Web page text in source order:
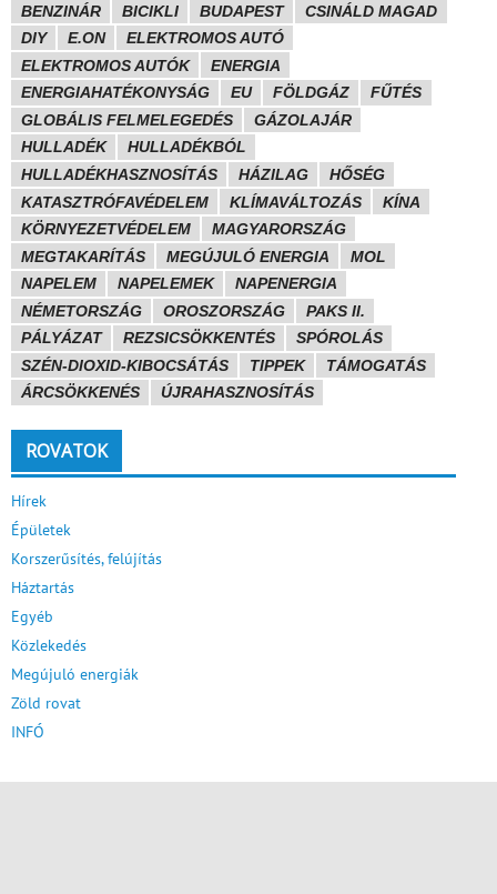
BENZINÁR
BICIKLI BUDAPEST
CSINÁLD MAGAD
DIY
E.ON
ELEKTROMOS AUTÓ
ELEKTROMOS AUTÓK
ENERGIA
ENERGIAHATÉKONYSÁG
EU FÖLDGÁZ
FŰTÉS
GLOBÁLIS FELMELEGEDÉS
GÁZOLAJÁR
HULLADÉK
HULLADÉKBÓL
HULLADÉKHASZNOSÍTÁS
HÁZILAG
HŐSÉG
KATASZTRÓFAVÉDELEM
KLÍMAVÁLTOZÁS
KÍNA
KÖRNYEZETVÉDELEM
MAGYARORSZÁG
MEGTAKARÍTÁS
MEGÚJULÓ ENERGIA
MOL
NAPELEM
NAPELEMEK
NAPENERGIA
NÉMETORSZÁG
OROSZORSZÁG
PAKS II.
PÁLYÁZAT
REZSICSÖKKENTÉS
SPÓROLÁS
SZÉN-DIOXID-KIBOCSÁTÁS
TIPPEK
TÁMOGATÁS
ÁRCSÖKKENÉS
ÚJRAHASZNOSÍTÁS
ROVATOK
Hírek
Épületek
Korszerűsítés, felújítás
Háztartás
Egyéb
Közlekedés
Megújuló energiák
Zöld rovat
INFÓ